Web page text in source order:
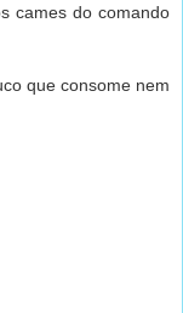
cames do comando
que consome nem